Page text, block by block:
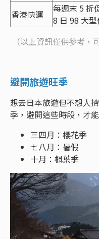
香港快運
每週末 5 折
8 日 98 大
（以上資訊僅供參考，
避開旅遊旺季
想去日本旅遊但不想人
季，避開這些時段，才
三四月：櫻花季
七八月：暑假
十月：楓葉季